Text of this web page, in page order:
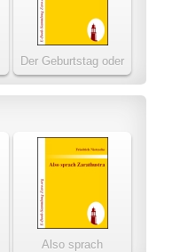
Der Geburtstag oder
Die Partikularisten
Also sprach